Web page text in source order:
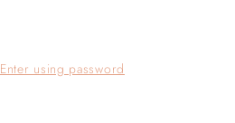
Enter using password